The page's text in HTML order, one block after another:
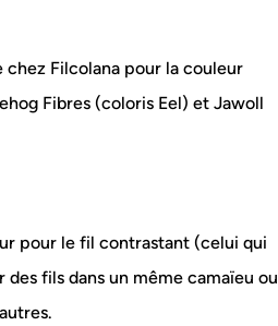
Filcolana pour la couleur
Fibres (coloris Eel) et Jawoll
pour le fil contrastant (celui qui
fils dans un même camaïeu ou